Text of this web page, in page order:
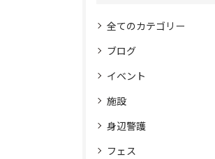
全てのカテゴリー
ブログ
イベント
施設
身辺警護
フェス